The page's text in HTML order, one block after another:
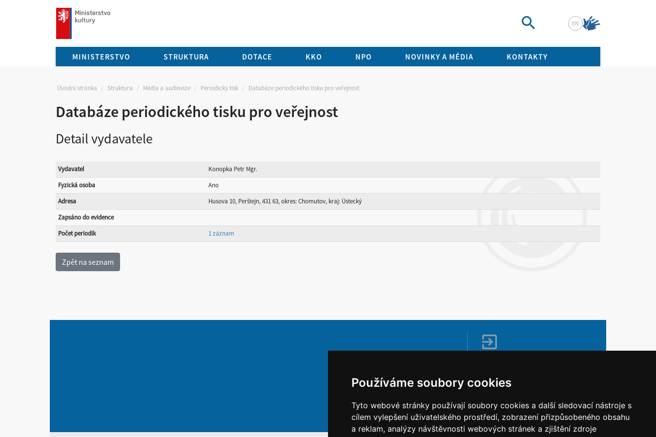
Používáme soubory cookies
Tyto webové stránky používají soubory cookies a další sledovací nástroje s
cílem vylepšení uživatelského prostředí, zobrazení přizpůsobeného obsahu
a reklam, analýzy návštěvnosti webových stránek a zjištění zdroje
mkcr.cz
EN
MINISTERSTVO STRUKTURA DOTACE KKO NPO NOVINKY A MÉDIA KONTAKTY
Úvodní stránka Struktura Média a audiovize Periodický tisk Databáze periodického tisku pro veřejnost
Databáze periodického tisku pro veřejnost
Detail vydavatele
Vydavatel
Konopka Petr Mgr.
Fyzická osoba
Ano
Adresa
Husova 10, Perštejn, 431 63, okres: Chomutov, kraj: Ústecký
Zapsáno do evidence
Počet periodik
1 záznam
dotazy nezůstanou bez odezvy.
Chci napsat MKČR